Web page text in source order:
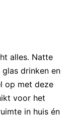
alles. Natte
drinken en
op met deze
voor het
in huis én